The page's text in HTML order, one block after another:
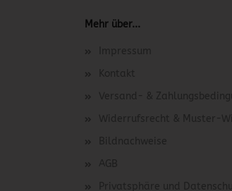
Mehr über...
Impressum
Kontakt
Versand- &
Widerrufsrecht & Muster-
Bildnachweise
AGB
Privatsphäre und